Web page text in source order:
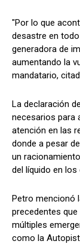
"Por lo que
desastre en
generadora de
aumentando la
mandatario,
La declaración
necesarios para
atención en las
donde a pesar
un
del líquido en los
Petro mencionó
precedentes
múltiples
como la